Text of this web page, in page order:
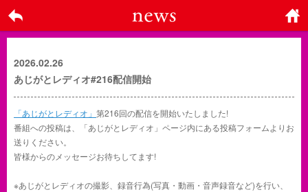
戻る ホーム
2026.02.26
あじがとレディオ#216配信開始
「あじがとレディオ」 第216回の配信を開始いたしました!
番組への投稿は、「あじがとレディオ」ページ内にある投稿フォームよりお
送りください。
皆様からのメッセージお待ちしてます!
※あじがとレディオの撮影、録音行為(写真・動画・音声録音など)を行い、